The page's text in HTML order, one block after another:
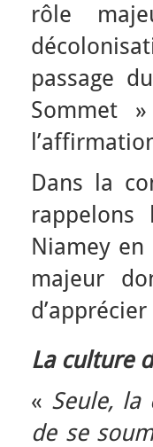
rôle
passage
Sommet
Dans la
rappelons
Niamey
majeur
La culture
« Seule, la
de se